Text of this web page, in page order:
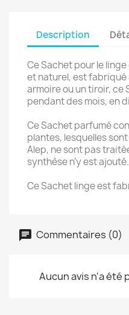
Description
Ce Sachet pour le
et naturel, est fabriqué
armoire ou un tiroir, ce
pendant des mois, en
Ce Sachet parfumé
plantes, lesquelles
Alep, ne sont pas
synthèse n’y est ajouté.
Ce Sachet linge est
Commentaires (0)
Aucun avis n'a été